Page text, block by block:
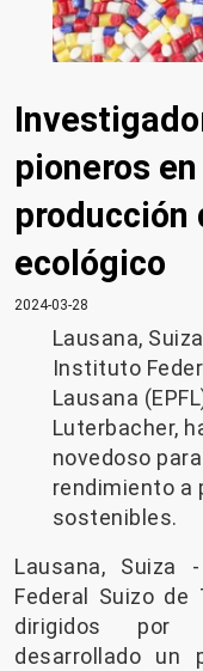
pioneros
producción
ecológico
2024-03-28
Lausana,
Instituto
Lausana
Luterbacher,
novedoso
rendimiento a
sostenibles.
Lausana, Suiza
Federal Suizo de
dirigidos por
desarrollado un